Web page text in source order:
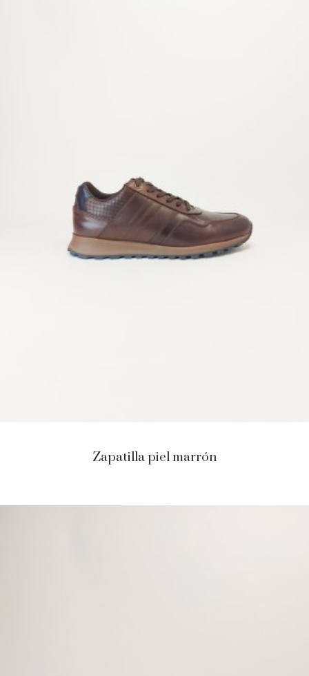
Zapatilla piel marrón